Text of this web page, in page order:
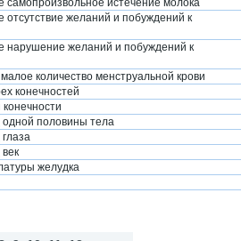
самопроизвольное истечение молока
отсутствие желаний и побуждений к
нарушение желаний и побуждений к
количество менструальной крови
конечностей
половины тела
желудка